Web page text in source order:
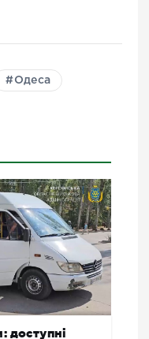
Одеса
доступні